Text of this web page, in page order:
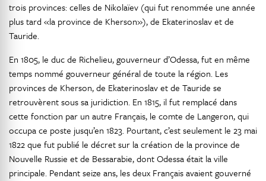
trois provinces: celles de Nikolaïev (qui fut renommée une année
plus tard «la province de Kherson»), de Ekaterinoslav et de
Tauride.
En 1805, le duc de Richelieu, gouverneur d’Odessa, fut en même
temps nommé gouverneur général de toute la région. Les
provinces de Kherson, de Ekaterinoslav et de Tauride se
retrouvèrent sous sa juridiction. En 1815, il fut remplacé dans
cette fonction par un autre Français, le comte de Langeron, qui
occupa ce poste jusqu’en 1823. Pourtant, c’est seulement le 23 mai
1822 que fut publié le décret sur la création de la province de
Nouvelle Russie et de Bessarabie, dont Odessa était la ville
principale. Pendant seize ans, les deux Français avaient gouverné